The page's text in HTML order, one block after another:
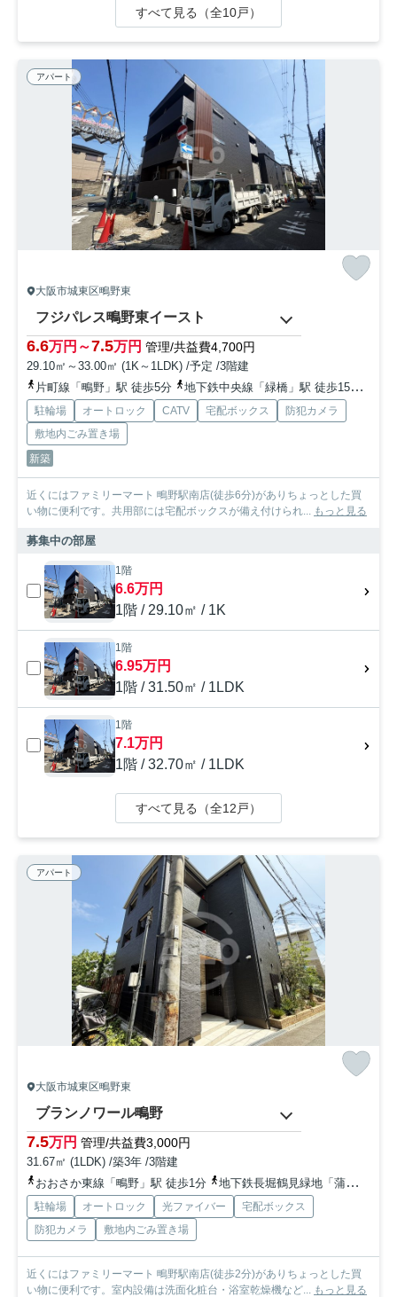
すべて見る（全10戸）
アパート
大阪市城東区鴫野東
フジパレス鴫野東イースト
6.6万円～7.5万円 管理/共益費4,700円
29.10㎡～33.00㎡ (1K～1LDK) /予定 /3階建
片町線「鴫野」駅 徒歩5分
地下鉄中央線「緑橋」駅 徒歩15分
駐輪場 オートロック CATV 宅配ボックス
防犯カメラ
敷地内ごみ置き場
新築
近くにはファミリーマート 鴫野駅南店(徒歩6分)がありちょっとした買
い物に便利です。共用部には宅配ボックスが備え付けられ...
もっと見る
募集中の部屋
1階
6.6万円
1階 / 29.10㎡ / 1K
1階
6.95万円
1階 / 31.50㎡ / 1LDK
1階
7.1万円
1階 / 32.70㎡ / 1LDK
すべて見る（全12戸）
アパート
大阪市城東区鴫野東
ブランノワール鴫野
7.5万円 管理/共益費3,000円
31.67㎡ (1LDK) /築3年 /3階建
おおさか東線「鴫野」駅 徒歩1分
地下鉄長堀鶴見緑地「蒲生四丁目」駅 徒歩11分
駐輪場 オートロック 光ファイバー
宅配ボックス
防犯カメラ
敷地内ごみ置き場
近くにはファミリーマート 鴫野駅南店(徒歩2分)がありちょっとした買
い物に便利です。室内設備は洗面化粧台・浴室乾燥機など... もっと見る